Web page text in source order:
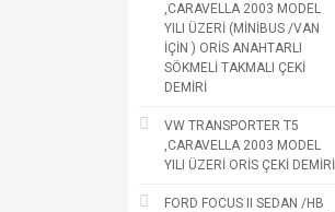
,CARAVELLA 2003 MODEL
YILI ÜZERİ (MİNİBUS /VAN
İÇİN ) ORİS ANAHTARLI
SÖKMELİ TAKMALI ÇEKİ
DEMİRİ
VW TRANSPORTER T5
,CARAVELLA 2003 MODEL
YILI ÜZERİ ORİS ÇEKİ DEMİRİ
FORD FOCUS II SEDAN /HB